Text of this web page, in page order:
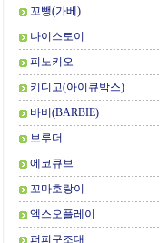
꼬뺑(가베)
나이스토이
피노키오
키디고(아이큐박스)
바비(BARBIE)
브루더
에코큐브
꼬마호랑이
엑스오플레이
퍼피구조대